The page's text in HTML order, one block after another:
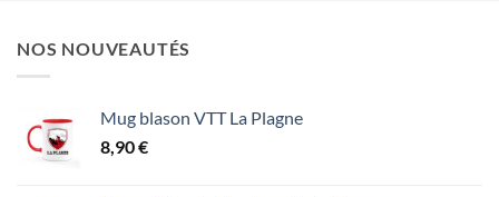
NOS NOUVEAUTÉS
Mug blason VTT La Plagne
8,90€